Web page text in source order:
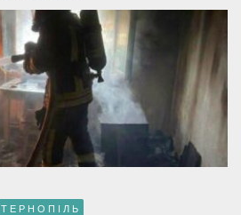
ТЕРНОПІЛЬ